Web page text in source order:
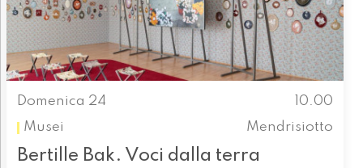
Domenica 24
10.00
Musei
Mendrisiotto
Bertille Bak. Voci dalla terra